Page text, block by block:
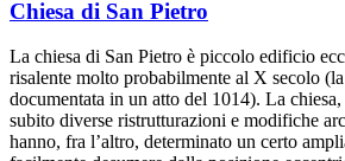
Chiesa di San Pietro
La chiesa di San Pietro è piccolo edificio
risalente molto probabilmente al X secolo (la
documentata in un atto del 1014). La
subito diverse ristrutturazioni e modifiche
hanno, fra l’altro, determinato un certo